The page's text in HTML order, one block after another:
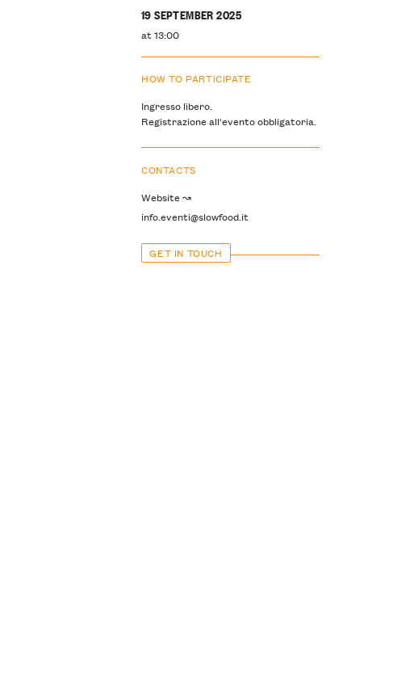
19 SEPTEMBER 2025
at 13:00
HOW TO PARTICIPATE
Ingresso libero.
Registrazione all'evento obbligatoria.
CONTACTS
Website ↝
info.eventi@slowfood.it
GET IN TOUCH